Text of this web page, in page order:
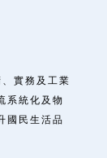
實務及工業
系統化及物
國民生活品